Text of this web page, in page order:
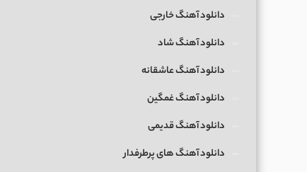
دانلود آهنگ خارجی
دانلود آهنگ شاد
دانلود آهنگ عاشقانه
دانلود آهنگ غمگین
دانلود آهنگ قدیمی
دانلود آهنگ های پرطرفدار